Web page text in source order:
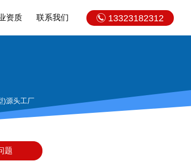
13323182312
资质 联系我们
)源头工厂
题